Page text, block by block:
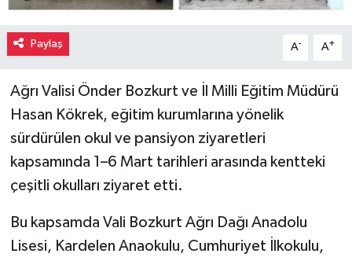
Paylaş A- A+
Ağrı Valisi Önder Bozkurt ve İl Milli Eğitim Müdürü
Hasan Kökrek, eğitim kurumlarına yönelik
sürdürülen okul ve pansiyon ziyaretleri
kapsamında 1–6 Mart tarihleri arasında kentteki
çeşitli okulları ziyaret etti.
Bu kapsamda Vali Bozkurt Ağrı Dağı Anadolu
Lisesi, Kardelen Anaokulu, Cumhuriyet İlkokulu,